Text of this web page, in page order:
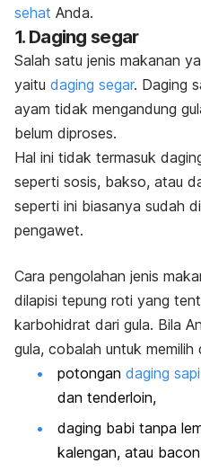
sehat Anda.
1. Daging segar
Salah satu jenis makanan
yaitu daging segar. Daging
ayam tidak mengandung
belum diproses.
Hal ini tidak termasuk
seperti sosis, bakso, atau
seperti ini biasanya sudah
pengawet.
Cara pengolahan jenis
dilapisi tepung roti yang
karbohidrat dari gula. Bila
gula, cobalah untuk
potongan daging sapi
dan tenderloin,
daging babi tanpa
kalengan, atau bacon